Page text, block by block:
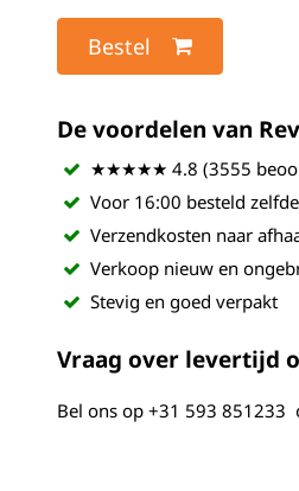
Bestel
De voordelen van
★★★★★ 4.8 (3555
Voor 16:00 besteld
Verzendkosten naar
Verkoop nieuw en
Stevig en goed verpakt
Vraag over levertijd
Bel ons op +31 593 851233